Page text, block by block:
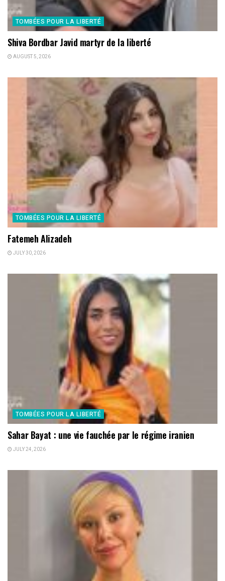
TOMBÉES POUR LA LIBERTÉ
Shiva Bordbar Javid martyr de la liberté
AUGUST 5, 2026
TOMBÉES POUR LA LIBERTÉ
Fatemeh Alizadeh
JULY 30, 2026
TOMBÉES POUR LA LIBERTÉ
Sahar Bayat : une vie fauchée par le régime iranien
JULY 24, 2026